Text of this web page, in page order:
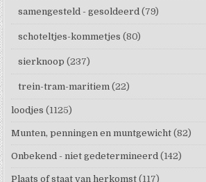
samengesteld - gesoldeerd (79)
schoteltjes-kommetjes (80)
sierknoop (237)
trein-tram-maritiem (22)
loodjes (1125)
Munten, penningen en muntgewicht (82)
Onbekend - niet gedetermineerd (142)
Plaats of staat van herkomst (117)